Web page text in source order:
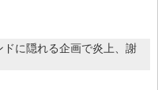
に隠れる企画で炎上、謝